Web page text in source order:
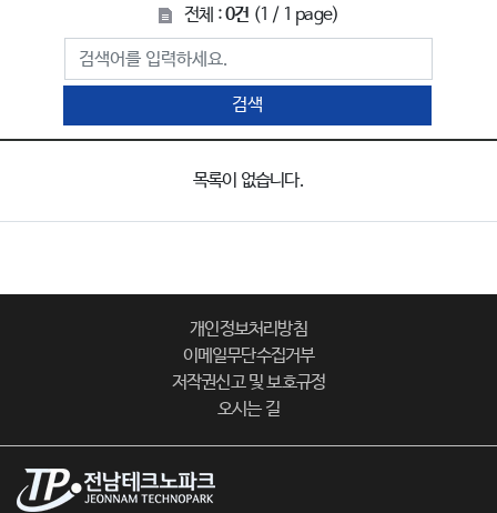
전체 :0건 (1 / 1 page)
검색
목록이 없습니다.
개인정보처리방침
이메일무단수집거부
저작권신고 및 보호규정
오시는 길